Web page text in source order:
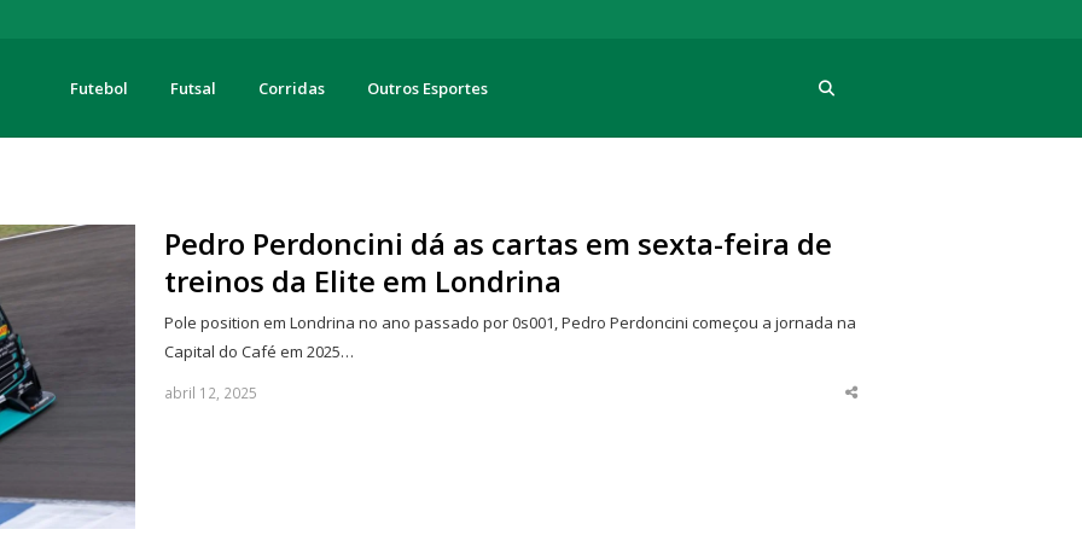
Futebol Futsal Corridas Outros Esportes
Pedro Perdoncini dá as cartas em sexta-feira de
treinos da Elite em Londrina
Pole position em Londrina no ano passado por 0s001, Pedro Perdoncini começou a jornada na
Capital do Café em 2025…
abril 12, 2025
Share